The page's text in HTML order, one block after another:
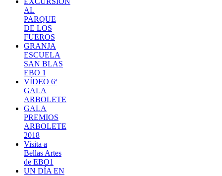
AL
PARQUE
DE LOS
FUEROS
GRANJA
ESCUELA
SAN BLAS
EBO 1
VÍDEO 6ª
GALA
ARBOLETE
GALA
PREMIOS
ARBOLETE
2018
Visita a
Bellas Artes
de EBO1
UN DÍA EN